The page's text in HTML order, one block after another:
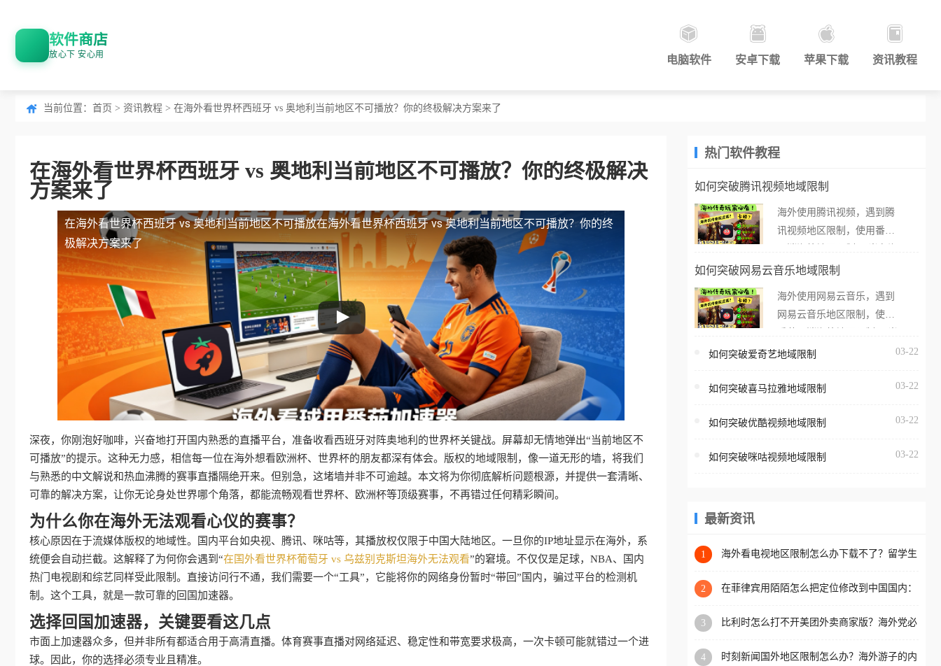
软件商店
放心下 安心用 电脑软件 安卓下载 苹果下载 资讯教程
当前位置： 首页 > 资讯教程 > 在海外看世界杯西班牙 vs 奥地利当前地区不可播放？你的终极解决方案来了
在海外看世界杯西班牙 vs 奥地利当前地区不可播放？你的终极解决
方案来了
在海外看世界杯西班牙 vs 奥地利当前地区不可播放在海外看世界杯西班牙 vs 奥地利当前地区不可播放？你的终
极解决方案来了
深夜，你刚泡好咖啡，兴奋地打开国内熟悉的直播平台，准备收看西班牙对阵奥地利的世界杯关键战。屏幕却无情地弹出“当前地区不
可播放”的提示。这种无力感，相信每一位在海外想看欧洲杯、世界杯的朋友都深有体会。版权的地域限制，像一道无形的墙，将我们
与熟悉的中文解说和热血沸腾的赛事直播隔绝开来。但别急，这堵墙并非不可逾越。本文将为你彻底解析问题根源，并提供一套清晰、
可靠的解决方案，让你无论身处世界哪个角落，都能流畅观看世界杯、欧洲杯等顶级赛事，不再错过任何精彩瞬间。
为什么你在海外无法观看心仪的赛事？
核心原因在于流媒体版权的地域性。国内平台如央视、腾讯、咪咕等，其播放权仅限于中国大陆地区。一旦你的IP地址显示在海外，系
统便会自动拦截。这解释了为何你会遇到“在国外看世界杯葡萄牙 vs 乌兹别克斯坦海外无法观看”的窘境。不仅仅是足球，NBA、国内
热门电视剧和综艺同样受此限制。直接访问行不通，我们需要一个“工具”，它能将你的网络身份暂时“带回”国内，骗过平台的检测机
制。这个工具，就是一款可靠的回国加速器。
选择回国加速器，关键要看这几点
市面上加速器众多，但并非所有都适合用于高清直播。体育赛事直播对网络延迟、稳定性和带宽要求极高，一次卡顿可能就错过一个进
球。因此，你的选择必须专业且精准。
热门软件教程
如何突破腾讯视频地域限制
海外使用腾讯视频，遇到腾
讯视频地区限制，使用番茄
外打开腾讯视频，却突然弹
地区无法播放”的提示语。
海外用户如香港、澳门、台
亚、欧洲等国家和地区时，
台一样，出现地区及版权限
地区播放。 遇到这个问题的
区工作、留学、定居等，都
权限制所困扰。
如何突破网易云音乐地域限制
海外使用网易云音乐，遇到
网易云音乐地区限制，使用
在海外打开网易云音乐，却
所在的地区无法播放”的提示
门、台湾、美国、加拿大、
区时，网易云音乐也会像其
回国加速器，即可解决「海
版权限制」的问题，无论人
国、加拿大、澳大利亚、欧
学、定居等，都可以使用，
如何突破爱奇艺地域限制 03-22
如何突破喜马拉雅地域限制 03-22
如何突破优酷视频地域限制 03-22
如何突破咪咕视频地域限制 03-22
最新资讯
1
海外看电视地区限制怎么办下载不了？留学生
2
在菲律宾用陌陌怎么把定位修改到中国国内：
3
比利时怎么打不开美团外卖商家版？海外党必
4
时刻新闻国外地区限制怎么办？海外游子的内